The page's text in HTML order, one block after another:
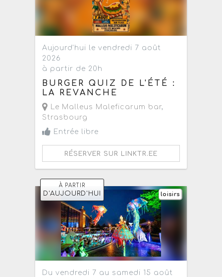
Aujourd'hui le vendredi 7 août
2026
à partir de 20h
BURGER QUIZ DE L'ÉTÉ :
LA REVANCHE
Le Malleus Maleficarum bar,
Strasbourg
Entrée libre
RÉSERVER SUR LINKTR.EE
À PARTIR
D'AUJOURD'HUI loisirs
Du vendredi 7 au samedi 15 août